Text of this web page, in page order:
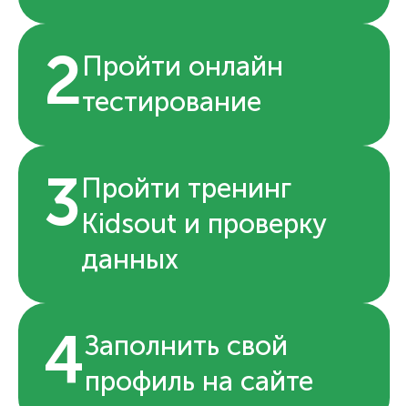
2Пройти онлайн
тестирование
3Пройти тренинг
Kidsout и проверку
данных
4Заполнить свой
профиль на сайте